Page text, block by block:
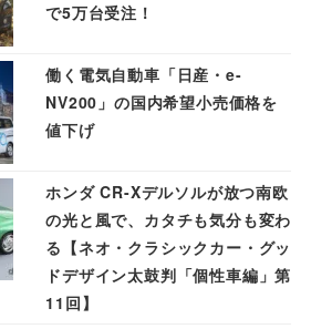
で5万台受注！
働く電気自動車「日産・e-
NV200」の国内希望小売価格を
値下げ
ホンダ CR-Xデルソルが放つ南欧
の光と風で、カタチも気分も変わ
る【ネオ・クラシックカー・グッ
ドデザイン太鼓判「個性車編」第
11回】